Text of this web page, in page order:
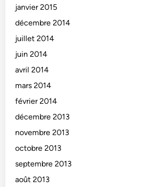
janvier 2015
décembre 2014
juillet 2014
juin 2014
avril 2014
mars 2014
février 2014
décembre 2013
novembre 2013
octobre 2013
septembre 2013
août 2013